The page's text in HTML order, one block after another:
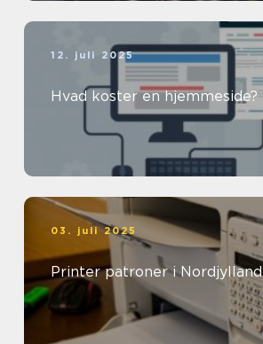
12. juli 2025
Hvad koster en hjemmeside?
03. juli 2025
Printer patroner i Nordjylland